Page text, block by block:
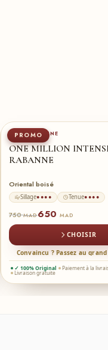
PROMO
PACO RABANNE
ONE MILLION
RABANNE
Oriental boisé
Sillage●●●● Tenue●●●●
750MAD650 MAD
CHOISIR
Convaincu ? Passez au
✓ 100% Original Paiement à la
Livraison gratuite